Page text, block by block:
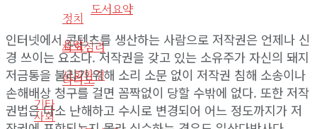
도서요약
음악
라디오
사회
정치
사회심리
사회환경
기타
인터넷에서 콘텐츠를 생산하는 사람으로 저작권은 언제나 신
경 쓰이는 요소다. 저작권을 갖고 있는 소유주가 자신의 돼지
저금통을 불리기 위해 소리 소문 없이 저작권 침해 소송이나
손해배상 청구를 걸면 꼼짝없이 당할 수밖에 없다. 또한 저작
권법은 다소 난해하고 수시로 변경되어 어느 정도까지가 저